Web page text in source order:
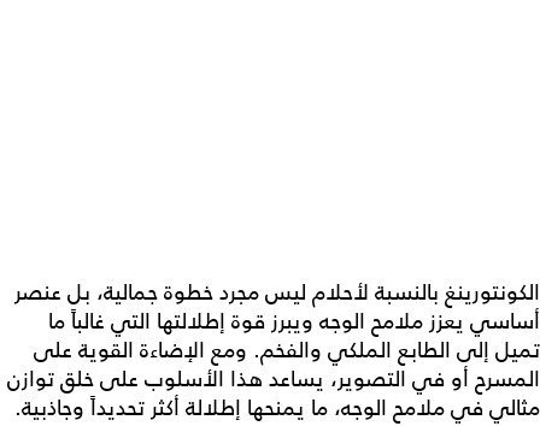
الكونتورينغ بالنسبة لأحلام ليس مجرد خطوة جمالية، بل عنصر
أساسي يعزز ملامح الوجه ويبرز قوة إطلالتها التي غالباً ما
تميل إلى الطابع الملكي والفخم. ومع الإضاءة القوية على
المسرح أو في التصوير، يساعد هذا الأسلوب على خلق توازن
مثالي في ملامح الوجه، ما يمنحها إطلالة أكثر تحديداً وجاذبية.